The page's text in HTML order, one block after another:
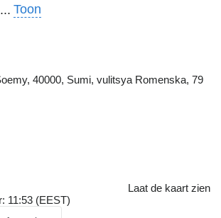
Toon
40000, Sumi, vulitsya Romenska, 79
Laat de kaart zien
11:53 (EEST)